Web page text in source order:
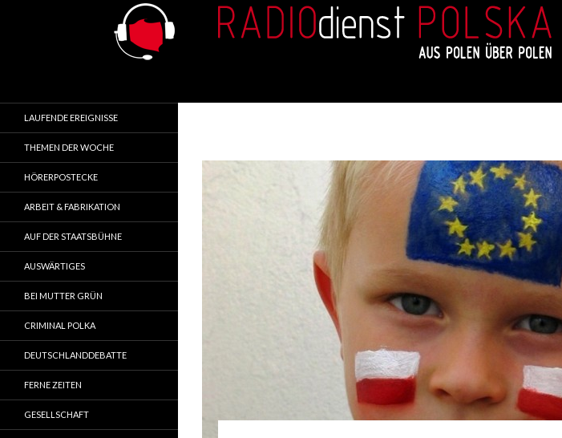
LAUFENDE EREIGNISSE
THEMEN DER WOCHE
HÖRERPOSTECKE
ARBEIT & FABRIKATION
AUF DER STAATSBÜHNE
AUSWÄRTIGES
BEI MUTTER GRÜN
CRIMINAL POLKA
DEUTSCHLANDDEBATTE
FERNE ZEITEN
GESELLSCHAFT